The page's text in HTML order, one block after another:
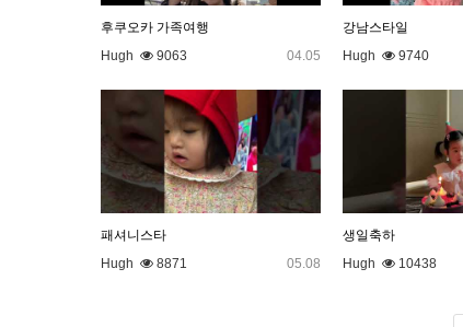
후쿠오카 가족여행
Hugh
9063 04.05
강남스타일
Hugh
9740
패셔니스타
Hugh
8871 05.08
생일축하
Hugh
10438